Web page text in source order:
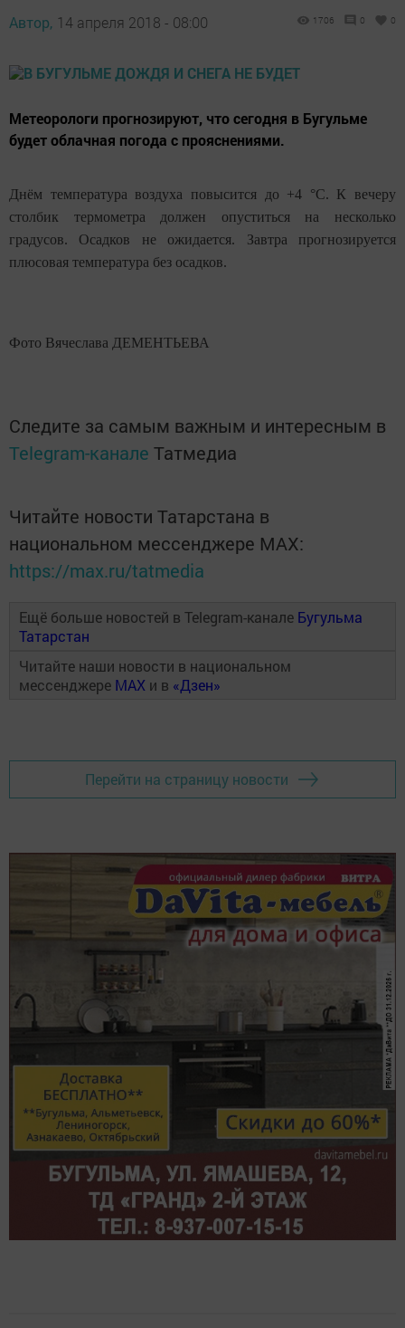
Автор, 14 апреля 2018 - 08:00 1706 0 0
Метеорологи прогнозируют, что сегодня в Бугульме
будет облачная погода с прояснениями.
Днём температура воздуха повысится до +4 °C. К вечеру
столбик термометра должен опуститься на несколько
градусов. Осадков не ожидается. Завтра прогнозируется
плюсовая температура без осадков.
Фото Вячеслава ДЕМЕНТЬЕВА
Следите за самым важным и интересным в
Telegram-канале Татмедиа
Читайте новости Татарстана в
национальном мессенджере MАХ:
https://max.ru/tatmedia
Ещё больше новостей в Telegram-канале Бугульма
Татарстан
Читайте наши новости в национальном
мессенджере MAX и в «Дзен»
Перейти на страницу новости